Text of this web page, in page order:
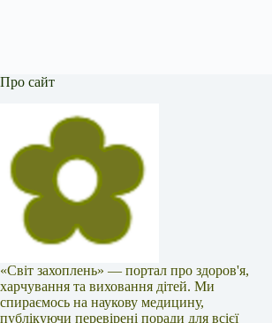
Про сайт
«Світ захоплень» — портал про здоров'я,
харчування та виховання дітей. Ми
спираємось на наукову медицину,
публікуючи перевірені поради для всієї